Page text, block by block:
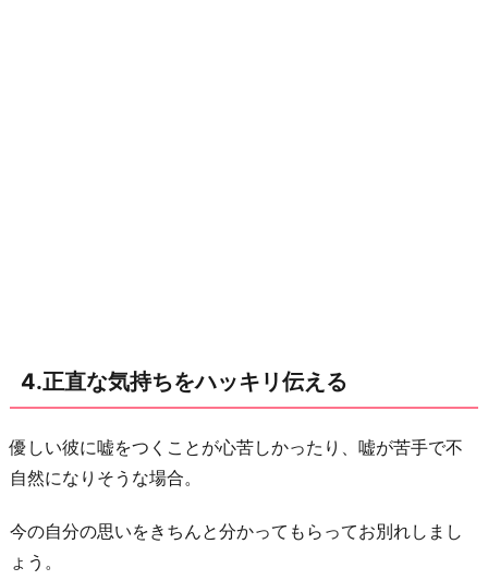
め
て
今
の
持
ち
4.正直な気持ちをハッキリ伝える
優しい彼に嘘をつくことが心苦しかったり、嘘が苦手で不
自然になりそうな場合。
今の自分の思いをきちんと分かってもらってお別れしまし
ょう。